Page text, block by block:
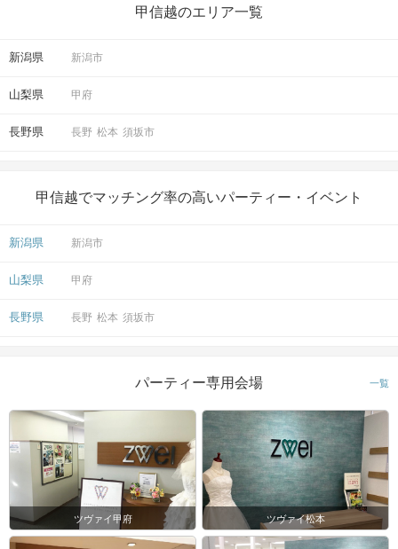
甲信越のエリア一覧
新潟県 新潟市
山梨県 甲府
長野県 長野 松本 須坂市
甲信越でマッチング率の高いパーティー・イベント
新潟県 新潟市
山梨県 甲府
長野県 長野 松本 須坂市
パーティー専用会場 一覧
ツヴァイ甲府 ツヴァイ松本